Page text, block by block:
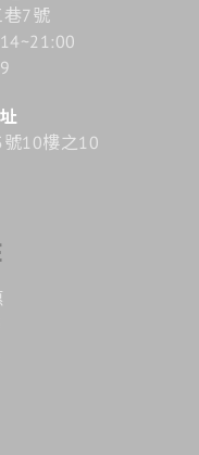
巷7號
10樓之10